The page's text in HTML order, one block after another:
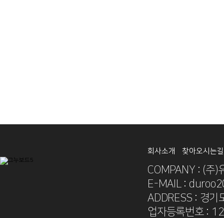
회사소개 찾아오시는길
COMPANY : (주)
E-MAIL :
ADDRESS : 경
업자등록번호 :